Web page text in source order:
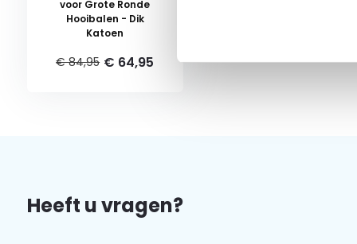
voor Grote Ronde
Hooibalen - Dik
Katoen
€ 84,95 € 64,95
Heeft u vragen?